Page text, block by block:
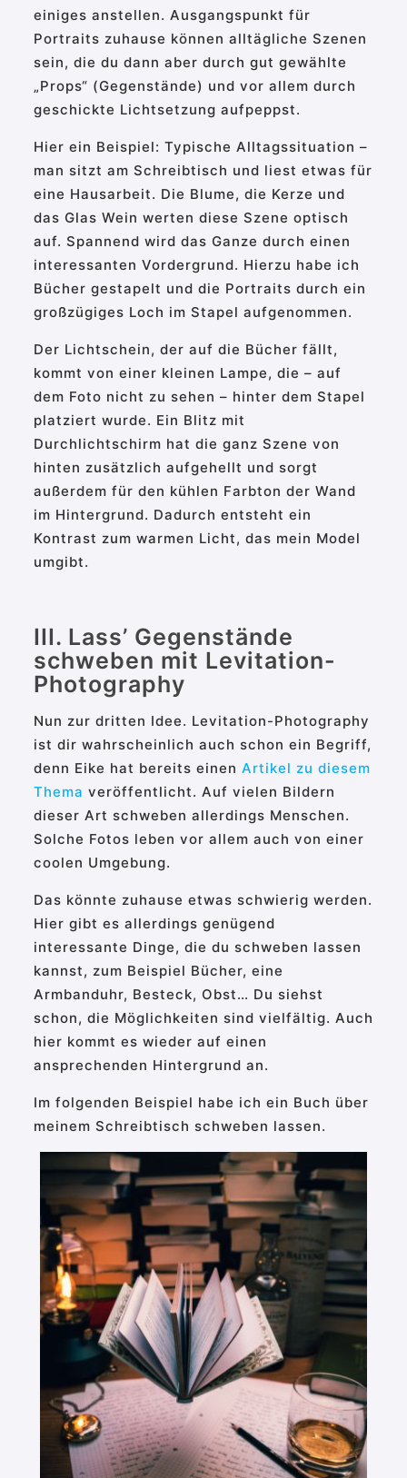
einiges anstellen. Ausgangspunkt für
Portraits zuhause können alltägliche Szenen
sein, die du dann aber durch gut gewählte
„Props“ (Gegenstände) und vor allem durch
geschickte Lichtsetzung aufpeppst.
Hier ein Beispiel: Typische Alltagssituation –
man sitzt am Schreibtisch und liest etwas für
eine Hausarbeit. Die Blume, die Kerze und
das Glas Wein werten diese Szene optisch
auf. Spannend wird das Ganze durch einen
interessanten Vordergrund. Hierzu habe ich
Bücher gestapelt und die Portraits durch ein
großzügiges Loch im Stapel aufgenommen.
Der Lichtschein, der auf die Bücher fällt,
kommt von einer kleinen Lampe, die – auf
dem Foto nicht zu sehen – hinter dem Stapel
platziert wurde. Ein Blitz mit
Durchlichtschirm hat die ganz Szene von
hinten zusätzlich aufgehellt und sorgt
außerdem für den kühlen Farbton der Wand
im Hintergrund. Dadurch entsteht ein
Kontrast zum warmen Licht, das mein Model
umgibt.
III. Lass’ Gegenstände
schweben mit Levitation-
Photography
Nun zur dritten Idee. Levitation-Photography
ist dir wahrscheinlich auch schon ein Begriff,
denn Eike hat bereits einen Artikel zu diesem
Thema veröffentlicht. Auf vielen Bildern
dieser Art schweben allerdings Menschen.
Solche Fotos leben vor allem auch von einer
coolen Umgebung.
Das könnte zuhause etwas schwierig werden.
Hier gibt es allerdings genügend
interessante Dinge, die du schweben lassen
kannst, zum Beispiel Bücher, eine
Armbanduhr, Besteck, Obst… Du siehst
schon, die Möglichkeiten sind vielfältig. Auch
hier kommt es wieder auf einen
ansprechenden Hintergrund an.
Im folgenden Beispiel habe ich ein Buch über
meinem Schreibtisch schweben lassen.